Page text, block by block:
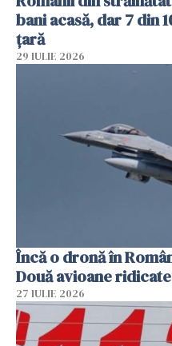
bani acasă, dar 7 din
țară
29 IULIE 2026
Încă o dronă în
Două avioane
27 IULIE 2026